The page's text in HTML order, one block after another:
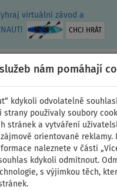
virtuální závod a
CHCI HRÁT
nám pomáhají
kdykoli odvolatelně
strany používaly soubory
stránek a vytváření
orientované reklamy.
naleznete v části
kdykoli odmítnout.
s výjimkou těch,
CZ/Kč +420 467 409 090
>Velké rodinné